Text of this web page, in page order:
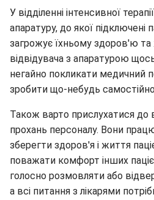
У відділенні інтенсивної
апаратуру, до якої підключені
загрожує їхньому здоров'ю
відвідувача з апаратурою
негайно покликати медичний
зробити що-небудь
Також варто прислухатися до
прохань персоналу. Вони
зберегти здоров'я і життя
поважати комфорт інших
голосно розмовляти або
а всі питання з лікарями